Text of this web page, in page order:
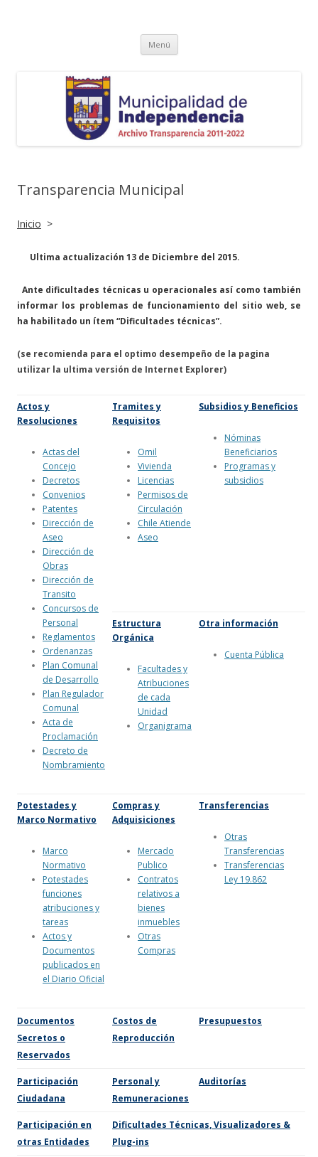
Menú Saltar
contenido
Transparencia Municipal
Inicio >
Ultima actualización 13 de Diciembre del 2015.
Ante dificultades técnicas u operacionales así como también
informar los problemas de funcionamiento del sitio web, se
ha habilitado un ítem “Dificultades técnicas”.
(se recomienda para el optimo desempeño de la pagina
utilizar la ultima versión de Internet Explorer)
Actos y
Resoluciones
Actas del
Concejo
Decretos
Convenios
Patentes
Dirección de
Aseo
Dirección de
Obras
Dirección de
Transito
Concursos de
Personal
Reglamentos
Ordenanzas
Plan Comunal
de Desarrollo
Plan Regulador
Comunal
Acta de
Proclamación
Decreto de
Nombramiento
Tramites y
Requisitos
Omil
Vivienda
Licencias
Permisos de
Circulación
Chile Atiende
Aseo
Subsidios y Beneficios
Nóminas
Beneficiarios
Programas y
subsidios
Estructura
Orgánica
Facultades y
Atribuciones
de cada
Unidad
Organigrama
Otra información
Cuenta Pública
Potestades y
Marco Normativo
Marco
Normativo
Potestades
funciones
atribuciones y
tareas
Actos y
Documentos
publicados en
el Diario Oficial
Compras y
Adquisiciones
Mercado
Publico
Contratos
relativos a
bienes
inmuebles
Otras
Compras
Transferencias
Otras
Transferencias
Transferencias
Ley 19.862
Documentos
Secretos o
Reservados
Costos de
Reproducción
Presupuestos
Participación
Ciudadana
Personal y
Remuneraciones
Auditorías
Participación en
otras Entidades
Dificultades Técnicas, Visualizadores &
Plug-ins